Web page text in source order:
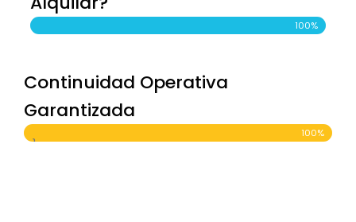
100%
Continuidad Operativa
Garantizada
}
100%